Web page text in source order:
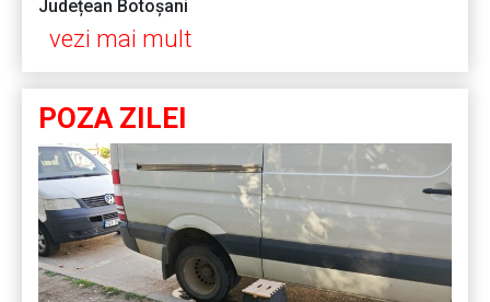
Județean Botoșani
vezi mai mult
POZA ZILEI